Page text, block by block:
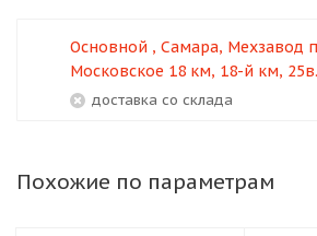
Основной , Самара, Мехзавод
Московское 18 км, 18-й км, 25в.
Доставка со склада
Похожие по параметрам